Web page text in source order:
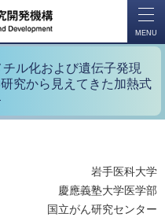
MENU
ル化および遺伝子発現
究から見えてきた加熱式
岩手医科大学
慶應義塾大学医学部
国立がん研究センター